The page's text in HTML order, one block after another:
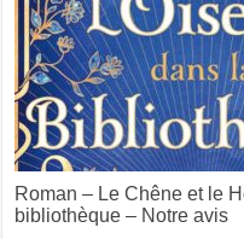
Roman – Le Chêne et le
bibliothèque – Notre avis